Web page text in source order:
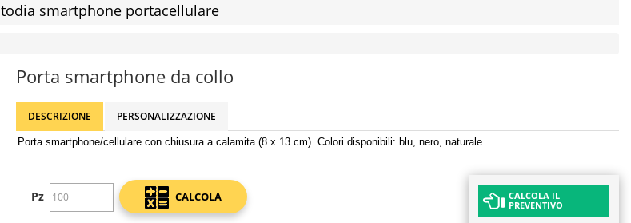
smartphone portacellulare
Porta smartphone da collo
DESCRIZIONE PERSONALIZZAZIONE
Porta smartphone/cellulare con chiusura a calamita (8 x 13 cm). Colori disponibili: blu, nero, naturale.
Pz CALCOLA
CALCOLA IL
PREVENTIVO